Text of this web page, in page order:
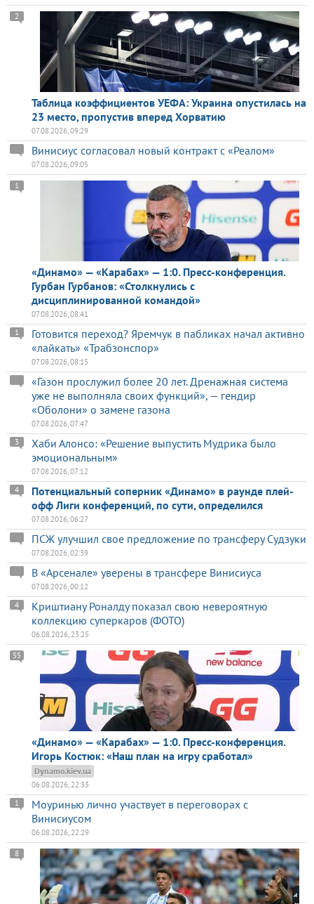
Таблица коэффициентов УЕФА: Украина опустилась на
23 место, пропустив вперед Хорватию
2
07.08.2026, 09:29
Винисиус согласовал новый контракт с «Реалом»
07.08.2026, 09:05
«Динамо» — «Карабах» — 1:0. Пресс-конференция.
Гурбан Гурбанов: «Столкнулись с
дисциплинированной командой»
1
07.08.2026, 08:41
Готовится переход? Яремчук в пабликах начал активно
«лайкать» «Трабзонспор»
1
07.08.2026, 08:15
«Газон прослужил более 20 лет. Дренажная система
уже не выполняла своих функций», — гендир
«Оболони» о замене газона
07.08.2026, 07:47
Хаби Алонсо: «Решение выпустить Мудрика было
эмоциональным»
3
07.08.2026, 07:12
Потенциальный соперник «Динамо» в раунде плей-
офф Лиги конференций, по сути, определился
4
07.08.2026, 06:27
ПСЖ улучшил свое предложение по трансферу Судзуки
07.08.2026, 02:39
В «Арсенале» уверены в трансфере Винисиуса
07.08.2026, 00:12
Криштиану Роналду показал свою невероятную
коллекцию суперкаров (ФОТО)
4
06.08.2026, 23:25
«Динамо» — «Карабах» — 1:0. Пресс-конференция.
Игорь Костюк: «Наш план на игру сработал»
55
Dynamo.kiev.ua
06.08.2026, 22:33
Моуринью лично участвует в переговорах с
Винисиусом
1
06.08.2026, 22:29
8